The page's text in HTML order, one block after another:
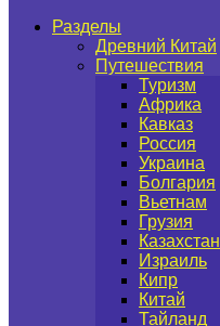
Разделы
Древний Китай
Путешествия
Туризм
Африка
Кавказ
Россия
Украина
Болгария
Вьетнам
Грузия
Казахстан
Израиль
Кипр
Китай
Тайланд